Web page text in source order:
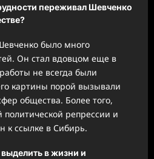
переживал Шевченко
было много
Он стал вдовцом еще в
не всегда были
картины порой вызывали
общества. Более того,
репрессии и
к ссылке в Сибирь.
в жизни и